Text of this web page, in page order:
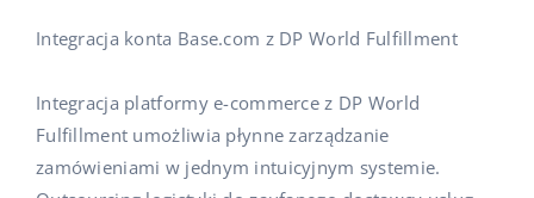
Integracja konta Base.com z DP World Fulfillment
Integracja platformy e-commerce z DP World
Fulfillment umożliwia płynne zarządzanie
zamówieniami w jednym intuicyjnym systemie.